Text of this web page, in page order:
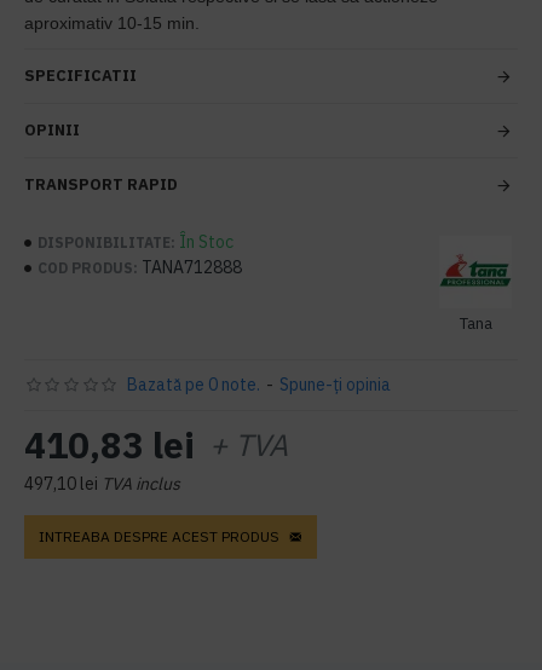
aproximativ 10-15 min.
SPECIFICATII
OPINII
TRANSPORT RAPID
DISPONIBILITATE: În Stoc
COD PRODUS: TANA712888
Tana
Bazată pe 0 note. - Spune-ţi opinia
410,83 lei + TVA
497,10 lei TVA inclus
INTREABA DESPRE ACEST PRODUS